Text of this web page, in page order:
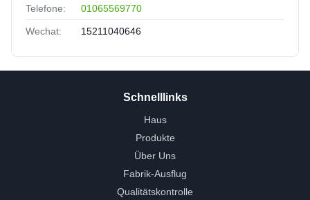
Telefone: 01065569770
Wechat: 15211040646
Schnelllinks
Haus
Produkte
Über Uns
Fabrik-Ausflug
Qualitätskontrolle